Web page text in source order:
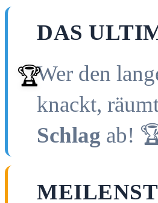
🏆
DAS
Wer den
knackt,
Schlag ab!